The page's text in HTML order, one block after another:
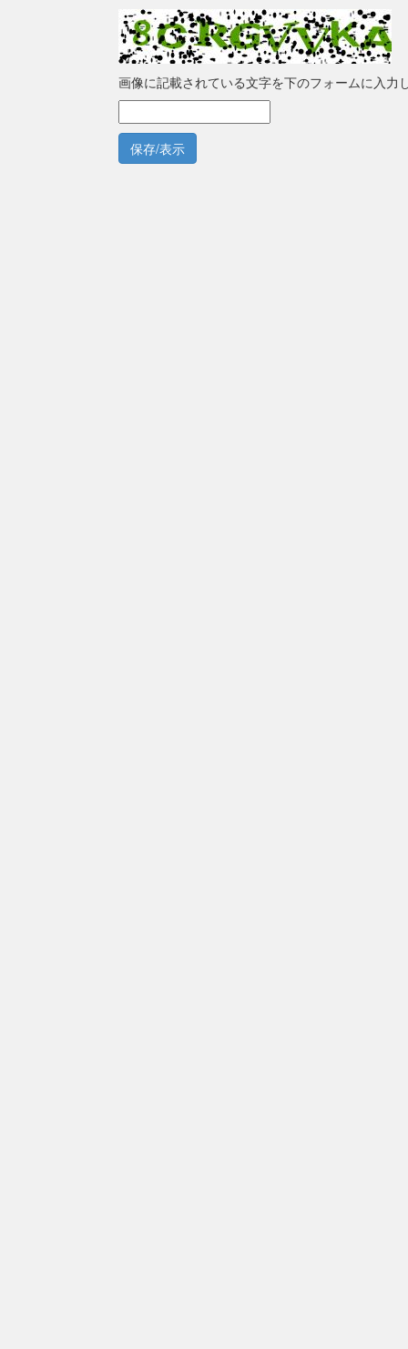
画像に記載されている文字を下のフォームに入力
保存/表示